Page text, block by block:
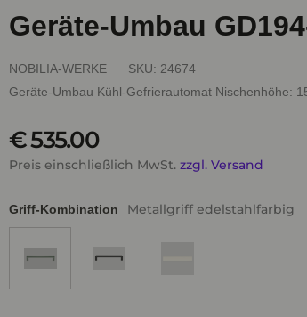
Geräte-Umbau
NOBILIA-WERKE SKU: 24674
Geräte-Umbau Kühl-Gefrierautomat Nischenhöhe:
€ 535.00
Preis einschließlich MwSt. zzgl. Versand
Griff-Kombination Metallgriff edelstahlfarbig